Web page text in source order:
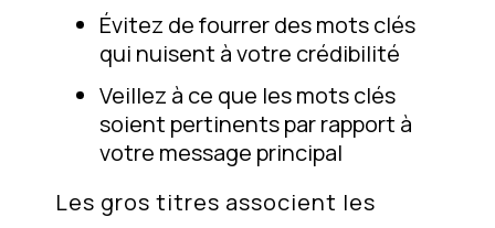
Évitez de fourrer des mots clés
qui nuisent à votre crédibilité
Veillez à ce que les mots clés
soient pertinents par rapport à
votre message principal
Les gros titres associent les